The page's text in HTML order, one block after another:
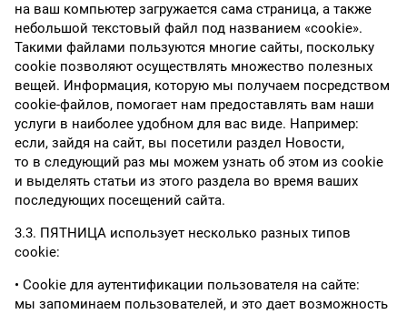
на ваш компьютер загружается сама страница, а также
небольшой текстовый файл под названием «cookie».
Такими файлами пользуются многие сайты, поскольку
cookie позволяют осуществлять множество полезных
вещей. Информация, которую мы получаем посредством
cookie-файлов, помогает нам предоставлять вам наши
услуги в наиболее удобном для вас виде. Например:
если, зайдя на сайт, вы посетили раздел Новости,
то в следующий раз мы можем узнать об этом из cookie
и выделять статьи из этого раздела во время ваших
последующих посещений сайта.
3.3. ПЯТНИЦА использует несколько разных типов
cookie:
Cookie для аутентификации пользователя на сайте:
мы запоминаем пользователей, и это дает возможность